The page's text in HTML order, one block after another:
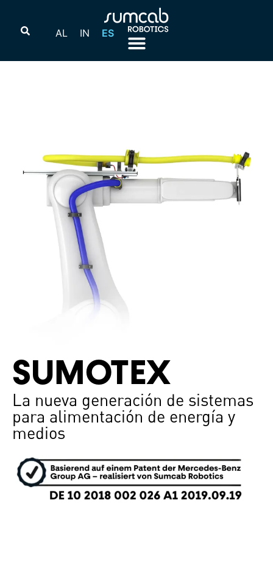
AL IN ES
SUMOTEX
La nueva generación de sistemas
para alimentación de energía y
medios